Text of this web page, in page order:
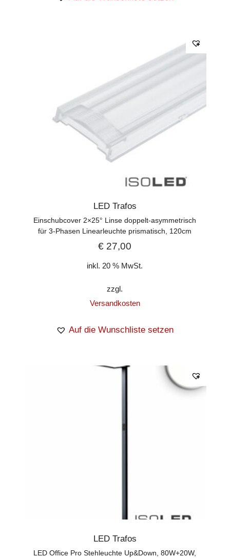
LED Trafos
Einschubcover 2×25° Linse doppelt-asymmetrisch
für 3-Phasen Linearleuchte prismatisch, 120cm
€ 27,00
inkl. 20 % MwSt.
zzgl.
Versandkosten
Auf die Wunschliste setzen
LED Trafos
LED Office Pro Stehleuchte Up&Down, 80W+20W,